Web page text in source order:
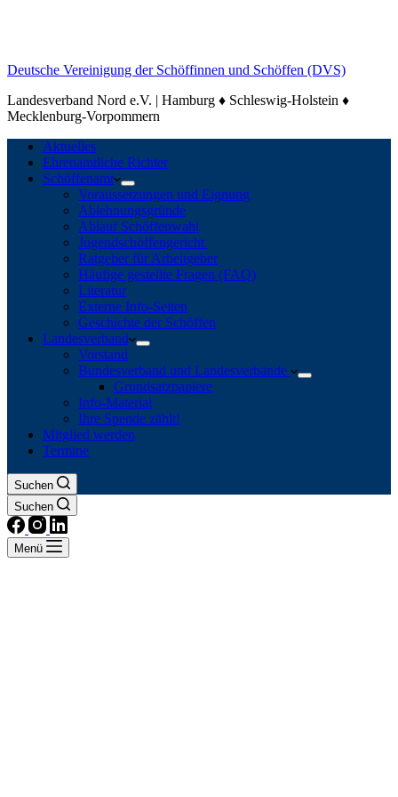
Deutsche Vereinigung der Schöffinnen und Schöffen (DVS)
Landesverband Nord e.V. | Hamburg ♦ Schleswig-Holstein ♦
Mecklenburg-Vorpommern
Aktuelles
Ehrenamtliche Richter
Schöffenamt
Voraussetzungen und Eignung
Ablehnungsgründe
Ablauf Schöffenwahl
Jugendschöffengericht
Ratgeber für Arbeitgeber
Häufige gestellte Fragen (FAQ)
Literatur
Externe Info-Seiten
Geschichte der Schöffen
Landesverband
Vorstand
Bundesverband und Landesverbände
Grundsatzpapiere
Info-Material
Ihre Spende zählt!
Mitglied werden
Termine
Suchen
Suchen
Menü